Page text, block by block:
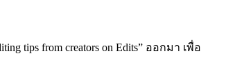
tips from creators on Edits” ออกมา เพื่อ